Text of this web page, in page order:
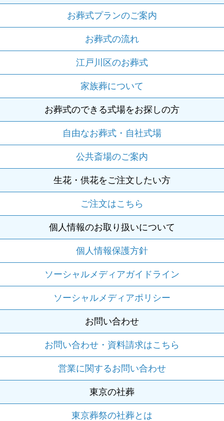
お葬式プランのご案内
お葬式の流れ
江戸川区のお葬式
家族葬について
お葬式のできる式場をお探しの方
自由なお葬式・自社式場
公共斎場のご案内
生花・供花をご注文したい方
ご注文はこちら
個人情報のお取り扱いについて
個人情報保護方針
ソーシャルメディアガイドライン
ソーシャルメディアポリシー
お問い合わせ
お問い合わせ・資料請求はこちら
営業に関するお問い合わせ
東京の社葬
東京葬祭の社葬とは